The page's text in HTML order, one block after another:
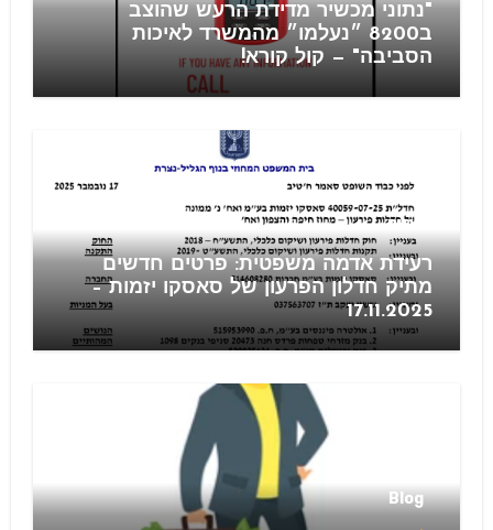
"נתוני מכשיר מדידת הרעש שהוצב
ב8200 ״נעלמו״ מהמשרד לאיכות
הסביבה" — קול קורא!
חוזים
רעידת אדמה משפטית: פרטים חדשים
מתיק חדלון הפרעון של סאסקו יזמות –
17.11.2025
Blog